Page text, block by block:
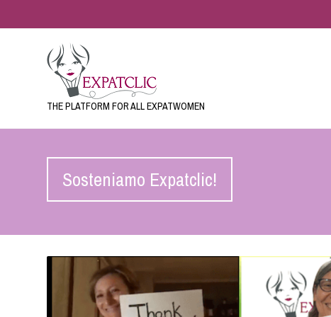
THE PLATFORM FOR ALL EXPATWOMEN
Sosteniamo Expatclic!